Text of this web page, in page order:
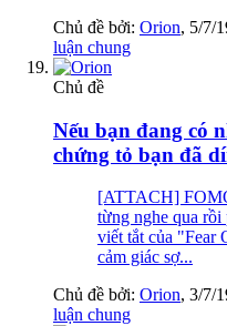
Chủ đề bởi: Orion, 5/7/
luận chung
Chủ đề
Nếu bạn đang có
chứng tỏ bạn đã
[ATTACH]
từng nghe qua
viết tắt của "Fear
cảm giác sợ...
Chủ đề bởi: Orion, 3/7/
luận chung